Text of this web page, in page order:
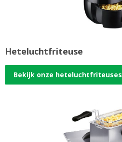
Heteluchtfriteuse
Bekijk onze heteluchtfriteuses